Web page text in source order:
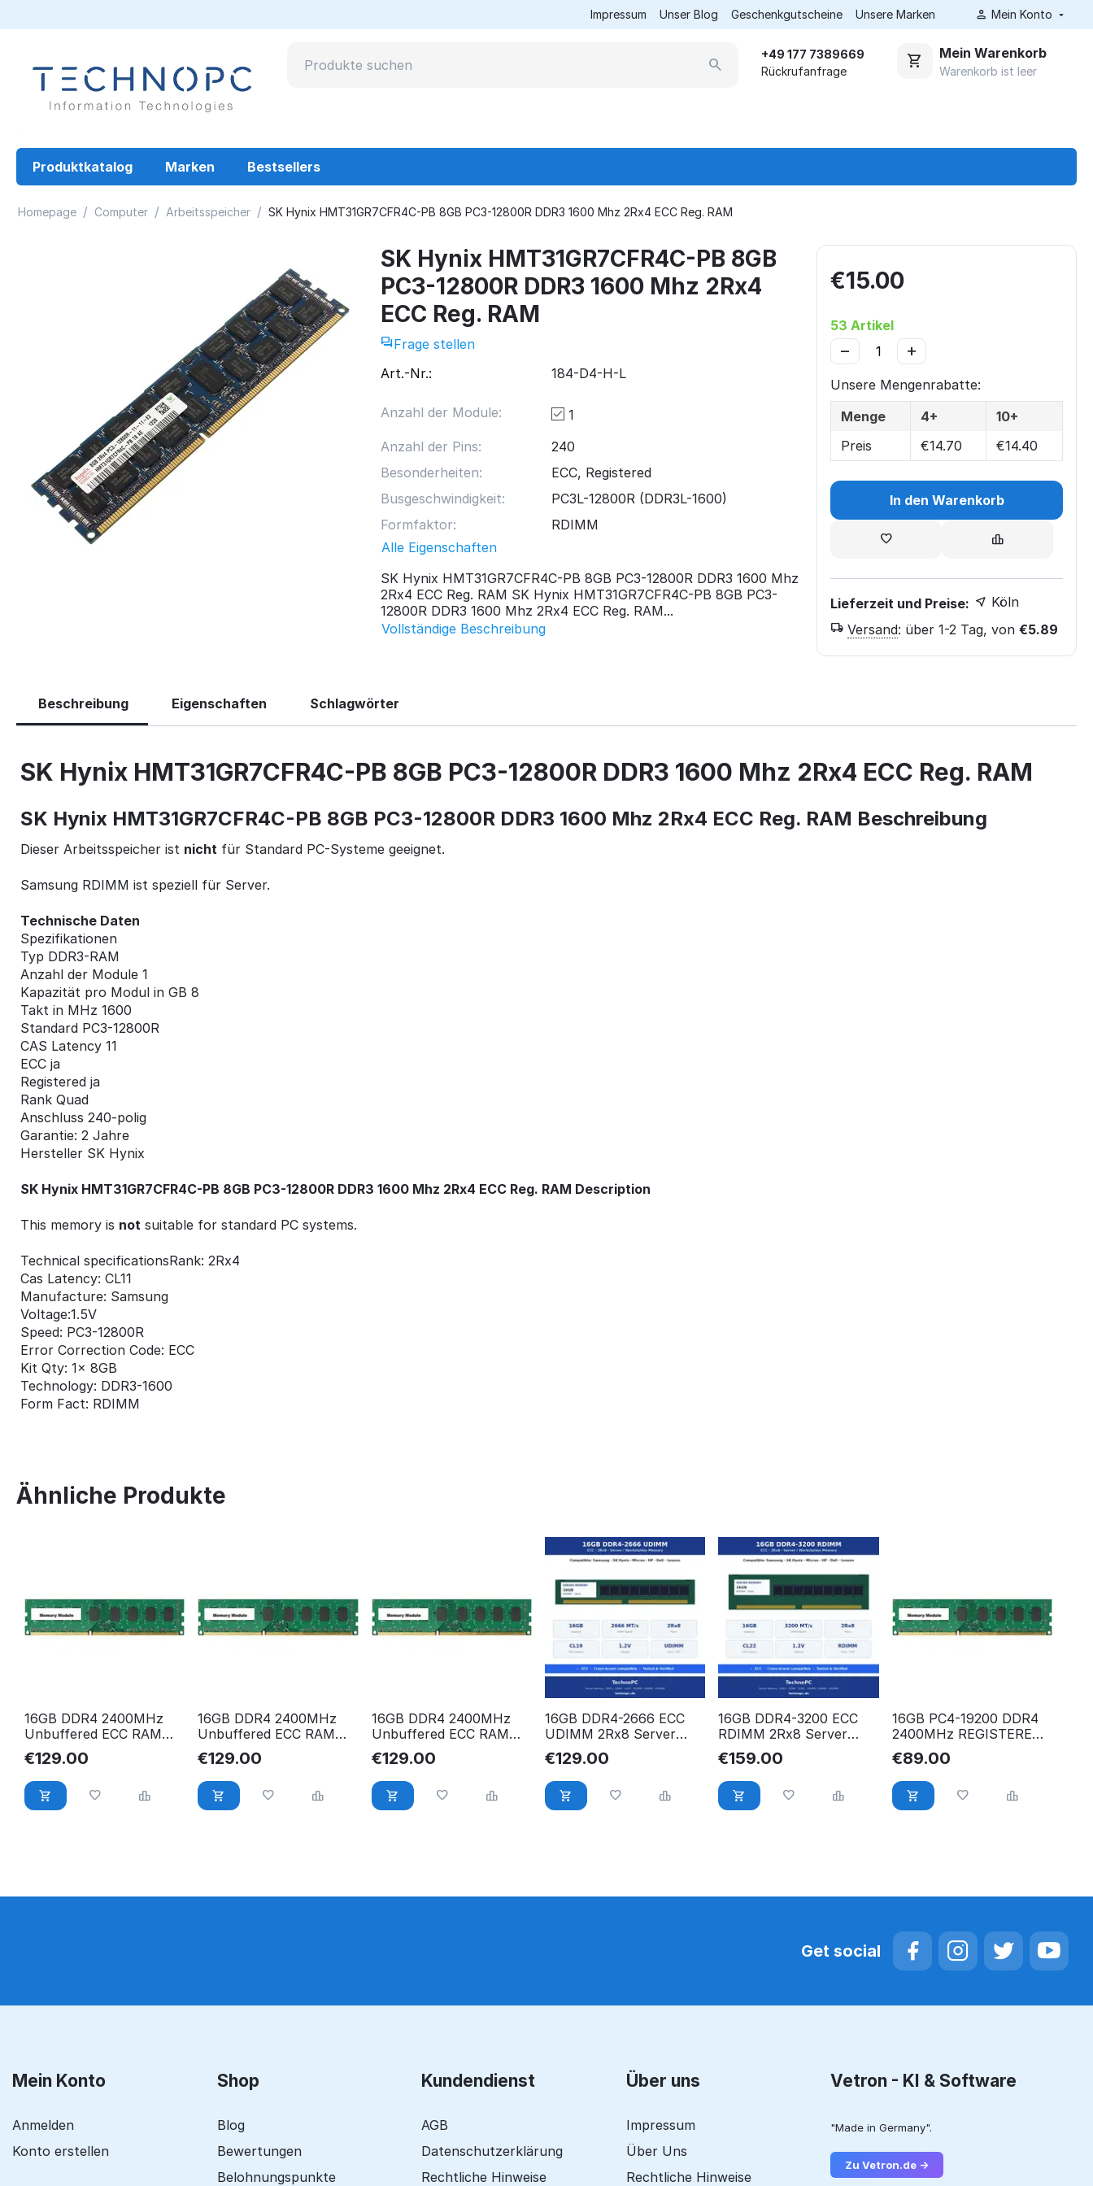
Impressum Unser Blog Geschenkgutscheine Unsere Marken Mein Konto
+49 177 7389669
Rückrufanfrage
Mein Warenkorb
Warenkorb ist leer
Produktkatalog Marken Bestsellers
Homepage / Computer / Arbeitsspeicher / SK Hynix HMT31GR7CFR4C-PB 8GB PC3-12800R DDR3 1600 Mhz 2Rx4 ECC Reg. RAM
SK Hynix HMT31GR7CFR4C-PB 8GB
PC3-12800R DDR3 1600 Mhz 2Rx4
ECC Reg. RAM
Frage stellen
Art.-Nr.:
184-D4-H-L
Anzahl der Module:
1
Anzahl der Pins:
240
Besonderheiten:
ECC, Registered
Busgeschwindigkeit:
PC3L-12800R (DDR3L-1600)
Formfaktor:
RDIMM
Alle Eigenschaften
SK Hynix HMT31GR7CFR4C-PB 8GB PC3-12800R DDR3 1600 Mhz
2Rx4 ECC Reg. RAM SK Hynix HMT31GR7CFR4C-PB 8GB PC3-
12800R DDR3 1600 Mhz 2Rx4 ECC Reg. RAM...
Vollständige Beschreibung
€15.00
53 Artikel
+
−
Unsere Mengenrabatte:
Menge
4+
10+
Preis
€14.70 €14.40
In den Warenkorb
Lieferzeit und Preise:
Köln
Versand: über 1-2 Tag, von €5.89
Beschreibung Eigenschaften Schlagwörter
SK Hynix HMT31GR7CFR4C-PB 8GB PC3-12800R DDR3 1600 Mhz 2Rx4 ECC Reg. RAM
SK Hynix HMT31GR7CFR4C-PB 8GB PC3-12800R DDR3 1600 Mhz 2Rx4 ECC Reg. RAM Beschreibung
Dieser Arbeitsspeicher ist nicht für Standard PC-Systeme geeignet.
Samsung RDIMM ist speziell für Server.
Technische Daten
Spezifikationen
Typ DDR3-RAM
Anzahl der Module 1
Kapazität pro Modul in GB 8
Takt in MHz 1600
Standard PC3-12800R
CAS Latency 11
ECC ja
Registered ja
Rank Quad
Anschluss 240-polig
Garantie: 2 Jahre
Hersteller SK Hynix
SK Hynix HMT31GR7CFR4C-PB 8GB PC3-12800R DDR3 1600 Mhz 2Rx4 ECC Reg. RAM Description
This memory is not suitable for standard PC systems.
Technical specificationsRank: 2Rx4
Cas Latency: CL11
Manufacture: Samsung
Voltage:1.5V
Speed: PC3-12800R
Error Correction Code: ECC
Kit Qty: 1x 8GB
Technology: DDR3-1600
Form Fact: RDIMM
Ähnliche Produkte
16GB DDR4 2400MHz
Unbuffered ECC RAM
für Dell PowerEdge R230
R330 T310 T330
€129.00
16GB DDR4 2400MHz
Unbuffered ECC RAM
für Dell Precision
Workstation T3420
T3620
€129.00
16GB DDR4 2400MHz
Unbuffered ECC RAM
für HPE ProLiant ML30
Gen10 Server 879507-
B21
€129.00
16GB DDR4-2666 ECC
UDIMM 2Rx8 Server
RAM – Samsung, Hynix,
Micron, HP, Dell, Lenovo
kompatibel
€129.00
16GB DDR4-3200 ECC
RDIMM 2Rx8 Server
RAM – Samsung, Hynix,
Micron, HP, Dell, Lenovo
kompatibel
€159.00
16GB PC4-19200 DDR4
2400MHz REGISTERED
ECC RAM für Dell
PowerEdge FC430 FC630
FC830
€89.00
Get social
Mein Konto
Anmelden
Konto erstellen
Shop
Blog
Bewertungen
Belohnungspunkte
Kundendienst
AGB
Datenschutzerklärung
Rechtliche Hinweise
Über uns
Impressum
Über Uns
Rechtliche Hinweise
Vetron - KI & Software
"Made in Germany".
Zu Vetron.de →